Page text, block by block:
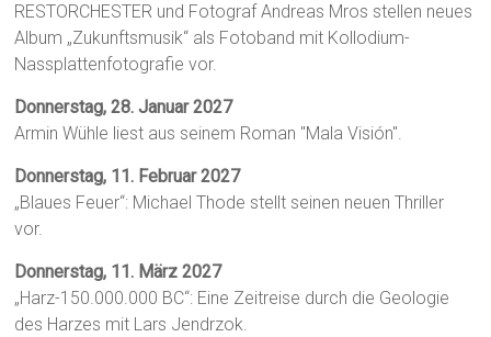
RESTORCHESTER und Fotograf Andreas Mros stellen neues
Album „Zukunftsmusik“ als Fotoband mit Kollodium-
Nassplattenfotografie vor.
Donnerstag, 28. Januar 2027
Armin Wühle liest aus seinem Roman "Mala Visión".
Donnerstag, 11. Februar 2027
„Blaues Feuer“: Michael Thode stellt seinen neuen Thriller
vor.
Donnerstag, 11. März 2027
„Harz-150.000.000 BC“: Eine Zeitreise durch die Geologie
des Harzes mit Lars Jendrzok.